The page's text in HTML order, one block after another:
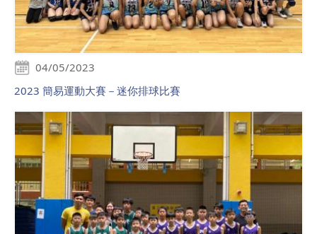
04/05/2023
2023 簡易運動大賽－迷你排球比賽